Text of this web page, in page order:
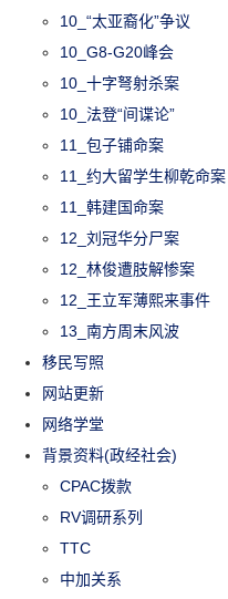
10_“太亚裔化”争议
10_G8-G20峰会
10_十字弩射杀案
10_法登“间谍论”
11_包子铺命案
11_约大留学生柳乾命案
11_韩建国命案
12_刘冠华分尸案
12_林俊遭肢解惨案
12_王立军薄熙来事件
13_南方周末风波
移民写照
网站更新
网络学堂
背景资料(政经社会)
CPAC拨款
RV调研系列
TTC
中加关系